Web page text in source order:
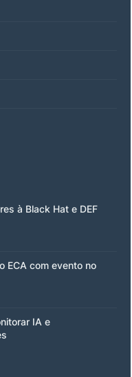
à Black Hat e DEF
ECA com evento no
IA e